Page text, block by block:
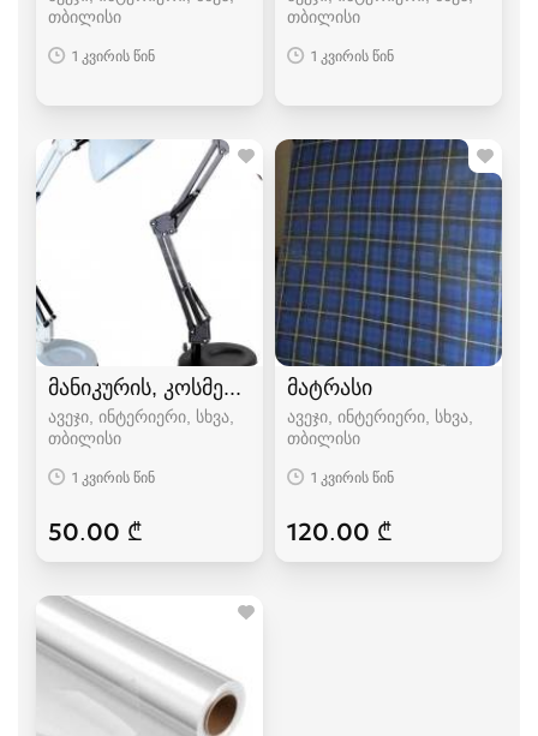
თბილისი
1 კვირის წინ
თბილისი
1 კვირის წინ
მანიკურის, კოსმეტოლოგიური ლამპა (სანათი)
ავეჯი, ინტერიერი, სხვა
თბილისი
1 კვირის წინ
50.00 ₾
მატრასი
ავეჯი, ინტერიერი, სხვა
თბილისი
1 კვირის წინ
120.00 ₾